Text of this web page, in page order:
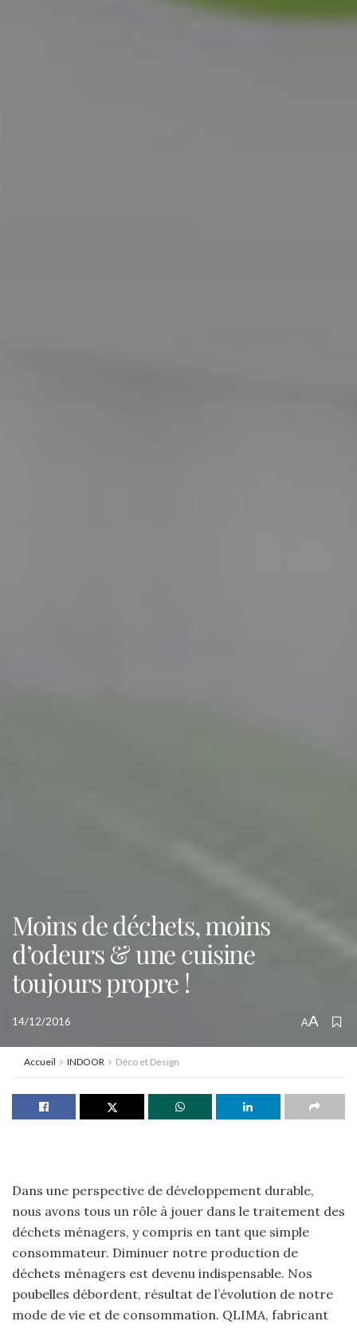
Moins de déchets, moins
d’odeurs & une cuisine
toujours propre !
14/12/2016 AA
Accueil INDOOR Déco et Design
Dans une perspective de développement durable,
nous avons tous un rôle à jouer dans le traitement des
déchets ménagers, y compris en tant que simple
consommateur. Diminuer notre production de
déchets ménagers est devenu indispensable. Nos
poubelles débordent, résultat de l’évolution de notre
mode de vie et de consommation. QLIMA, fabricant